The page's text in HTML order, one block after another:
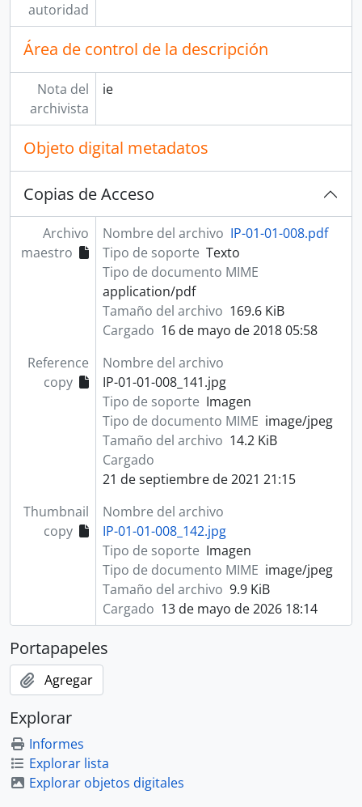
autoridad
Área de control de la descripción
Nota del
archivista
ie
Objeto digital metadatos
Copias de Acceso
Archivo
maestro
Nombre del archivo IP-01-01-008.pdf
Tipo de soporte Texto
Tipo de documento MIME
application/pdf
Tamaño del archivo 169.6 KiB
Cargado 16 de mayo de 2018 05:58
Reference
copy
Nombre del archivo
IP-01-01-008_141.jpg
Tipo de soporte Imagen
Tipo de documento MIME image/jpeg
Tamaño del archivo 14.2 KiB
Cargado
21 de septiembre de 2021 21:15
Thumbnail
copy
Nombre del archivo
IP-01-01-008_142.jpg
Tipo de soporte Imagen
Tipo de documento MIME image/jpeg
Tamaño del archivo 9.9 KiB
Cargado 13 de mayo de 2026 18:14
Portapapeles
Agregar
Explorar
Informes
Explorar lista
Explorar objetos digitales